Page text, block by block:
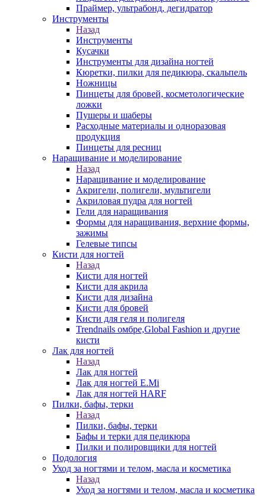
Праймер, ультрабонд, дегидратор
Инструменты
Назад
Инструменты
Кусачки
Инструменты для дизайна ногтей
Кюретки, пилки для педикюра, скальпель
Ножницы
Пинцеты для бровей, косметологические
ложки
Пушеры и шаберы
Расходные материалы и одноразовая
продукция
Пинцеты для ресниц
Наращивание и моделирование
Назад
Наращивание и моделирование
Акригели, полигели, мультигели
Акриловая пудра для ногтей
Гели для наращивания
Формы для наращивания, верхние формы,
зажимы
Гелевые типсы
Кисти для ногтей
Назад
Кисти для ногтей
Кисти для акрила
Кисти для дизайна
Кисти для бровей
Кисти для геля и полигеля
Trendnails омбре,Global Fashion и другие
кисти
Лак для ногтей
Назад
Лак для ногтей
Лак для ногтей E.Mi
Лак для ногтей HARF
Пилки, бафы, терки
Назад
Пилки, бафы, терки
Бафы и терки для педикюра
Пилки и полировщики для ногтей
Подология
Уход за ногтями и телом, масла и косметика
Назад
Уход за ногтями и телом, масла и косметика